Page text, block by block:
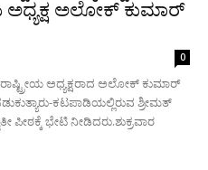
ಅಧ್ಯಕ್ಷ ಅಲೋಕ್ ಕುಮಾರ್
0
ಅಧ್ಯಕ್ಷರಾದ ಅಲೋಕ್ ಕುಮಾರ್
ಕಟಪಾಡಿಯಲ್ಲಿರುವ ಶ್ರೀಮತ್
ಪೀಠಕ್ಕೆ ಭೇಟಿ ನೀಡಿದರು.ಶುಕ್ರವಾರ